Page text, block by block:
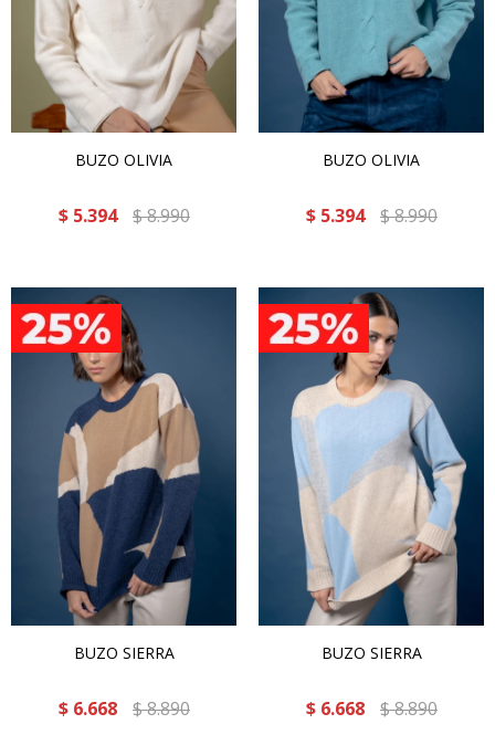
BUZO OLIVIA
$ 5.394 $8.990
BUZO OLIVIA
$ 5.394 $8.990
BUZO SIERRA
$ 6.668 $8.890
BUZO SIERRA
$ 6.668 $8.890